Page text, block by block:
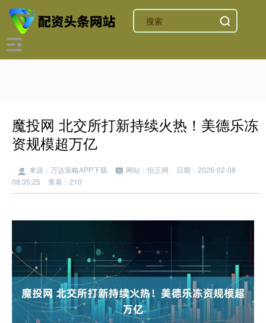
魔投网 北交所打新持续火热！美德乐冻
资规模超万亿
来源：万达策略APP下载 网站：恒正网
日期：2026-02-08
08:35:25
查看：210